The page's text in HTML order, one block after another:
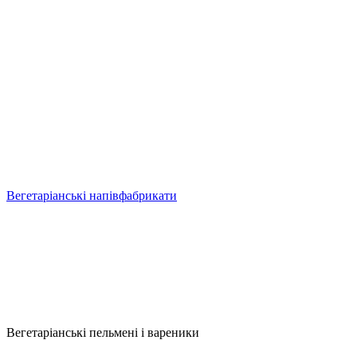
Вегетаріанські напівфабрикати
Вегетаріанські пельмені і вареники